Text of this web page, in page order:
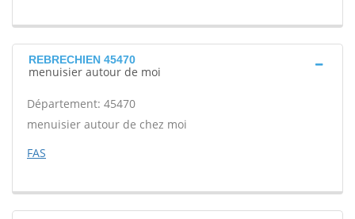
REBRECHIEN 45470
menuisier autour de moi
Département: 45470
menuisier autour de chez moi
FAS